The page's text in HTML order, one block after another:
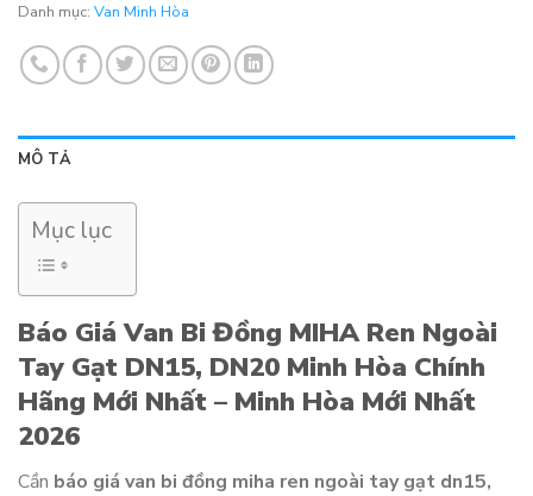
Danh mục: Van Minh Hòa
MÔ TẢ
Mục lục
Báo Giá Van Bi Đồng MIHA Ren Ngoài
Tay Gạt DN15, DN20 Minh Hòa Chính
Hãng Mới Nhất – Minh Hòa Mới Nhất
2026
Cần báo giá van bi đồng miha ren ngoài tay gạt dn15,